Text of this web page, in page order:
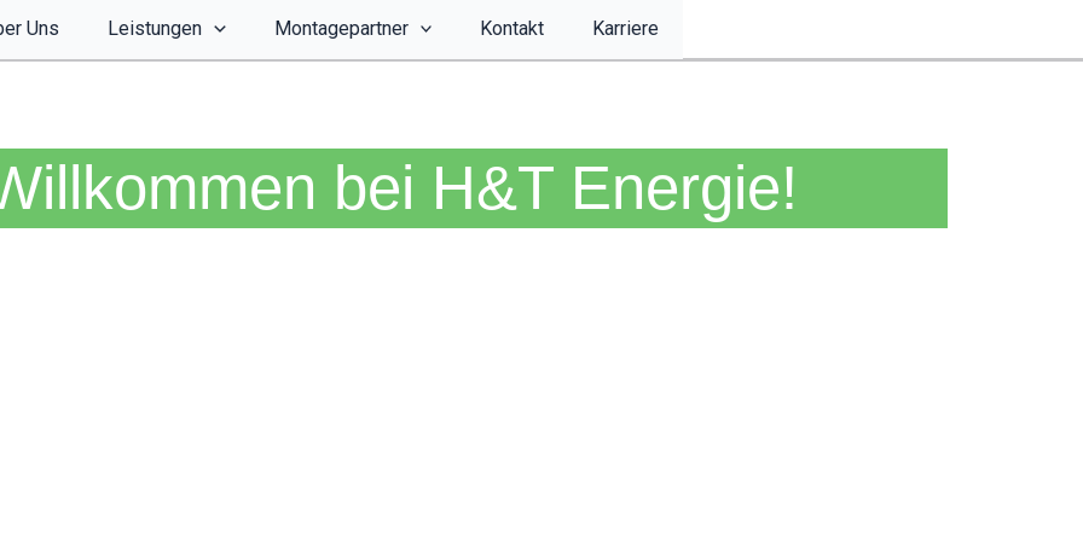
Uns Leistungen Montagepartner Kontakt Karriere
bei H&T Energie!